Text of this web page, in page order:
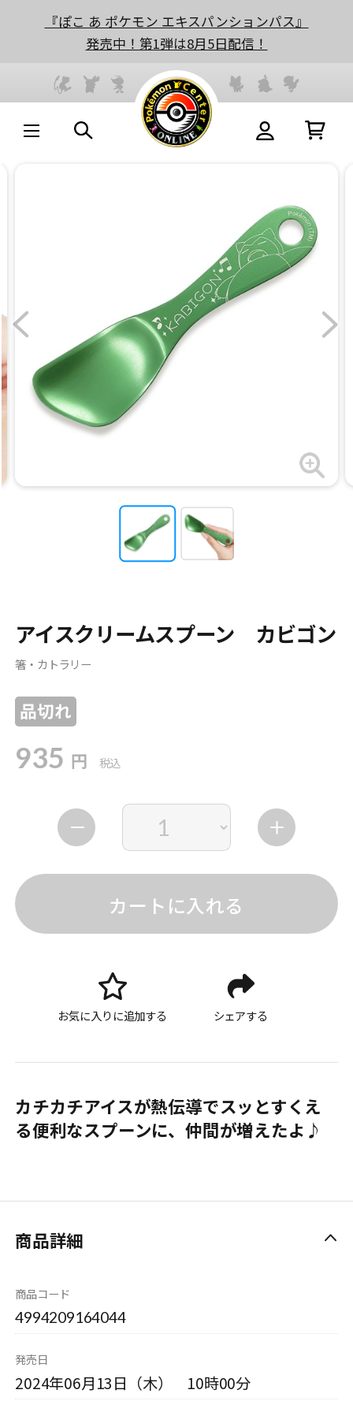
『ぽこ あ ポケモン エキスパンションパス』
発売中！第1弾は8月5日配信！
アイスクリームスプーン カビゴン
箸・カトラリー
品切れ
935 円 税込
カートに入れる
お気に入りに追加する シェアする
カチカチアイスが熱伝導でスッとすくえ
る便利なスプーンに、仲間が増えたよ♪
商品詳細
商品コード
4994209164044
発売日
2024年06月13日（木） 10時00分